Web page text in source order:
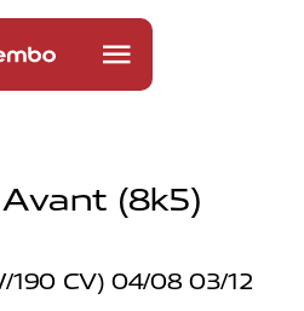
(8k5)
190 CV) 04/08 03/12